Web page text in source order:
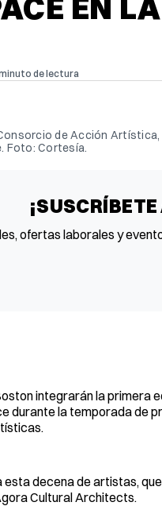
de lectura
de Acción
Foto: Cortesía.
ofertas laborales y
integrarán la primera
durante la temporada de
esta decena de artistas,
Cultural Architects.